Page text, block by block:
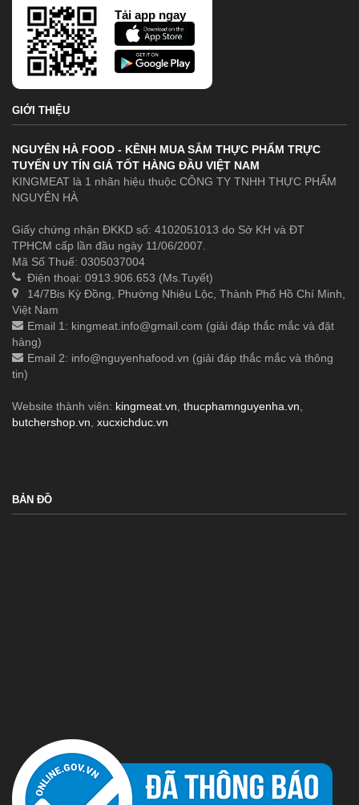
Tải app ngay
GIỚI THIỆU
NGUYÊN HÀ FOOD - KÊNH MUA SẮM THỰC PHẨM TRỰC
TUYẾN UY TÍN GIÁ TỐT HÀNG ĐẦU VIỆT NAM
KINGMEAT là 1 nhãn hiệu thuộc CÔNG TY TNHH THỰC PHẨM
NGUYÊN HÀ
Giấy chứng nhận ĐKKD số: 4102051013 do Sở KH và ĐT
TPHCM cấp lần đầu ngày 11/06/2007.
Mã Số Thuế: 0305037004
Điện thoại: 0913.906.653 (Ms.Tuyết)
14/7Bis Kỳ Đồng, Phường Nhiêu Lộc, Thành Phố Hồ Chí Minh,
Việt Nam
Email 1: kingmeat.info@gmail.com (giải đáp thắc mắc và đặt
hàng)
Email 2: info@nguyenhafood.vn (giải đáp thắc mắc và thông
tin)
Website thành viên: kingmeat.vn thucphamnguyenha.vn
butchershop.vn xucxichduc.vn
BẢN ĐỒ